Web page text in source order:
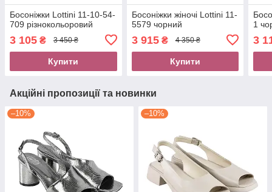
Босоніжки Lottini 11-10-54-
709 різнокольоровий
3 105 ₴ 3 450 ₴
Купити
Босоніжки жіночі Lottini 11-
5579 чорний
3 915₴ 4 350 ₴
Купити
1
3
Акційні пропозиції та новинки
–10% –10%